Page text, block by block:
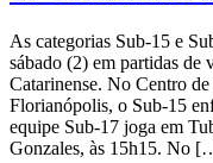
As categorias Sub-15 e
sábado (2) em partidas de
Catarinense. No Centro
Florianópolis, o Sub-15
equipe Sub-17 joga em
Gonzales, às 15h15. No